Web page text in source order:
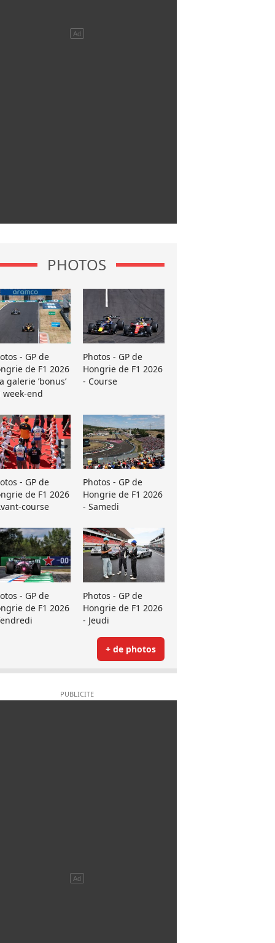
PHOTOS
- GP de
de F1 2026
galerie ’bonus’
week-end
Photos - GP de
Hongrie de F1 2026
- Course
- GP de
de F1 2026
course
Photos - GP de
Hongrie de F1 2026
- Samedi
- GP de
de F1 2026
Photos - GP de
Hongrie de F1 2026
- Jeudi
+ de photos